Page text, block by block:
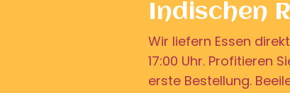
Indischen
Wir liefern Essen
17:00 Uhr. Profitieren
erste Bestellung.